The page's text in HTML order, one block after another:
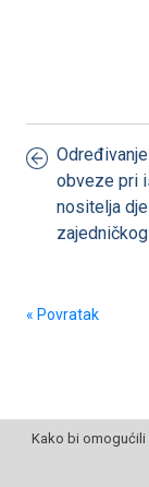
obveze pri
nositelja
« Povratak
©
Kako bi